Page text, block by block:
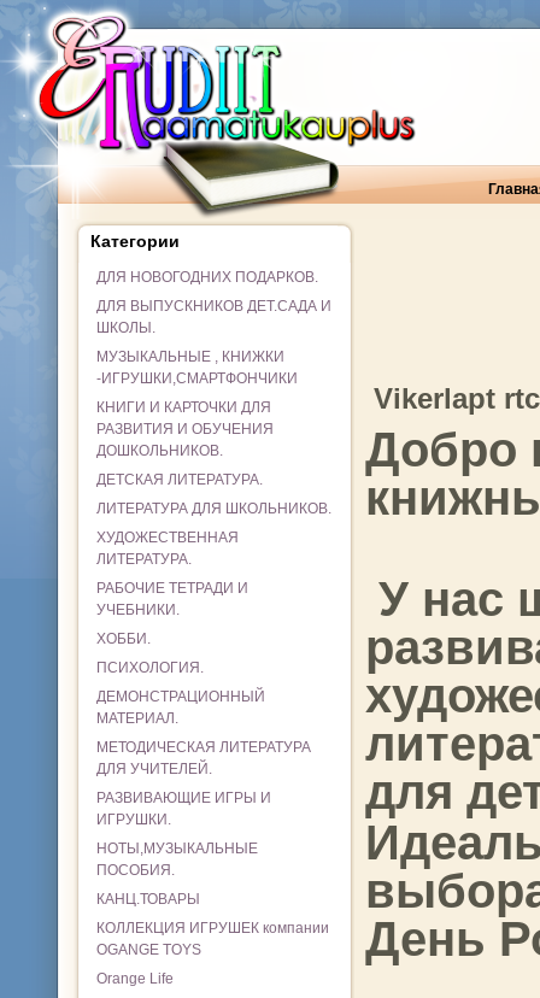
Категории
ДЛЯ НОВОГОДНИХ ПОДАРКОВ.
ДЛЯ ВЫПУСКНИКОВ ДЕТ.САДА И
ШКОЛЫ.
МУЗЫКАЛЬНЫЕ , КНИЖКИ
-ИГРУШКИ,СМАРТФОНЧИКИ
КНИГИ И КАРТОЧКИ ДЛЯ
РАЗВИТИЯ И ОБУЧЕНИЯ
ДОШКОЛЬНИКОВ.
ДЕТСКАЯ ЛИТЕРАТУРА.
ЛИТЕРАТУРА ДЛЯ ШКОЛЬНИКОВ.
ХУДОЖЕСТВЕННАЯ
ЛИТЕРАТУРА.
РАБОЧИЕ ТЕТРАДИ И
УЧЕБНИКИ.
ХОББИ.
ПСИХОЛОГИЯ.
ДЕМОНСТРАЦИОННЫЙ
МАТЕРИАЛ.
МЕТОДИЧЕСКАЯ ЛИТЕРАТУРА
ДЛЯ УЧИТЕЛЕЙ.
РАЗВИВАЮЩИЕ ИГРЫ И
ИГРУШКИ.
НОТЫ,МУЗЫКАЛЬНЫЕ
ПОСОБИЯ.
КАНЦ.ТОВАРЫ
КОЛЛЕКЦИЯ ИГРУШЕК компании
OGANGE TOYS
Orange Life
Vikerlapt
Добро
У нас
для
День